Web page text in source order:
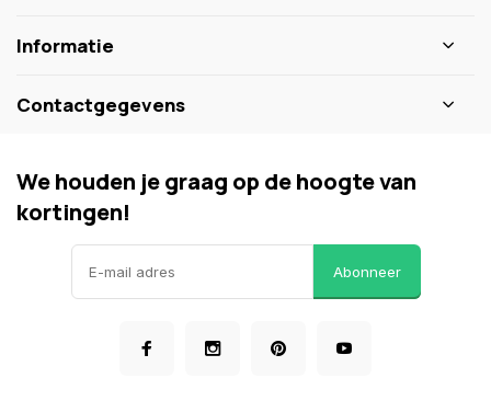
Informatie
Contactgegevens
We houden je graag op de hoogte van
kortingen!
Abonneer